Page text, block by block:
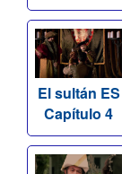
El sultán ES
Capítulo 4